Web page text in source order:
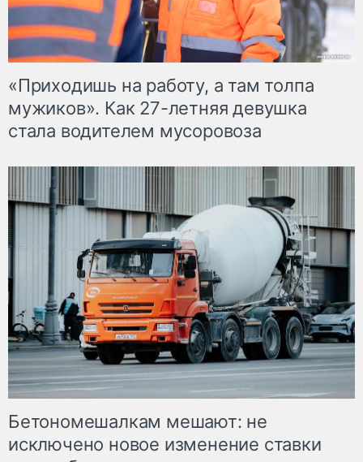
«Приходишь на работу, а там толпа
мужиков». Как 27-летняя девушка
стала водителем мусоровоза
Бетономешалкам мешают: не
исключено новое изменение ставки